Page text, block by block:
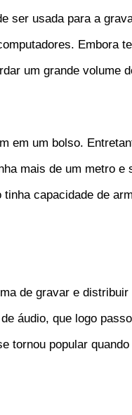
ser usada para a
Embora
um grande volume
em um bolso.
mais de um metro e
capacidade de
de gravar e
áudio, que logo
tornou popular